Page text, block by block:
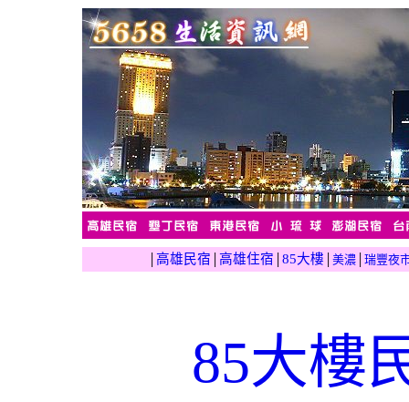
高雄民宿 高雄住宿 85大樓 美濃 瑞豐夜
85大樓